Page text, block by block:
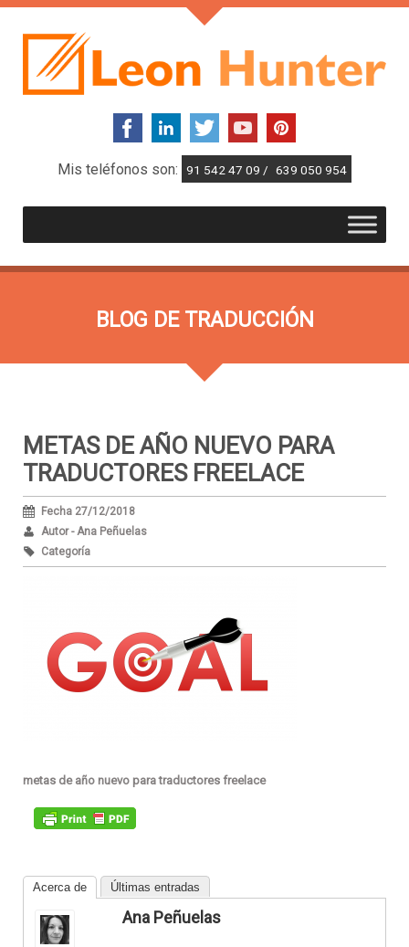
Mis teléfonos son: 91 542 47 09 / 639 050 954
BLOG DE TRADUCCIÓN
METAS DE AÑO NUEVO PARA
TRADUCTORES FREELACE
Fecha 27/12/2018
Autor - Ana Peñuelas
Categoría
metas de año nuevo para traductores freelace
Acerca de Últimas entradas
Ana Peñuelas